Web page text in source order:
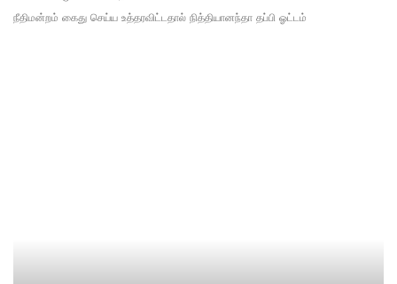
நீதிமன்றம் கைது செய்ய உத்தரவிட்டதால் நித்தியானந்தா தப்பி ஓட்டம்